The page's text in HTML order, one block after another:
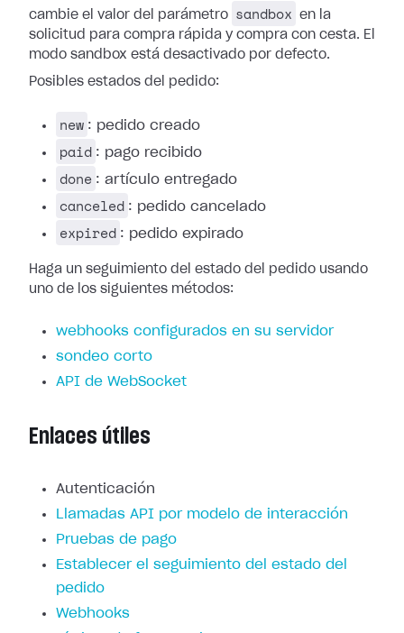
cambie el valor del parámetro
sandbox
en la
solicitud para compra rápida y compra con cesta. El
modo sandbox está desactivado por defecto.
Posibles estados del pedido:
new : pedido creado
paid : pago recibido
done : artículo entregado
canceled : pedido cancelado
expired : pedido expirado
Haga un seguimiento del estado del pedido usando
uno de los siguientes métodos:
webhooks configurados en su servidor
sondeo corto
API de WebSocket
Enlaces útiles
Autenticación
Llamadas API por modelo de interacción
Pruebas de pago
Establecer el seguimiento del estado del
pedido
Webhooks